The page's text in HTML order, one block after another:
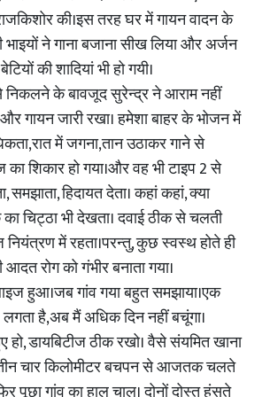
की।इस तरह घर में गायन वादन के
ने गाना बजाना सीख लिया और अर्जन
की शादियां भी हो गयी।
के बावजूद सुरेन्द्र ने आराम नहीं
और गायन जारी रखा। हमेशा बाहर के भोजन में
में जगना,तान उठाकर गाने से
शिकार हो गया।और वह भी टाइप 2 से
समझाता, हिदायत देता। कहां कहां, क्या
चिट्ठा भी देखता। दवाई ठीक से चलती
नियंत्रण में रहता।परन्तु, कुछ स्वस्थ होते ही
आदत रोग को गंभीर बनाता गया।
हुआ।जब गांव गया बहुत समझाया।एक
लगता है,अब मैं अधिक दिन नहीं बचूंगा।
हो, डायबिटीज ठीक रखो। वैसे संयमित खाना
तीन चार किलोमीटर बचपन से आजतक चलते